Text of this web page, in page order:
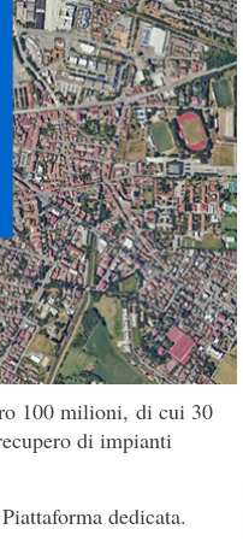
100 milioni, di cui 30
di impianti
dedicata.